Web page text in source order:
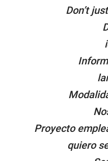
Don’t
Proyecto
quiero